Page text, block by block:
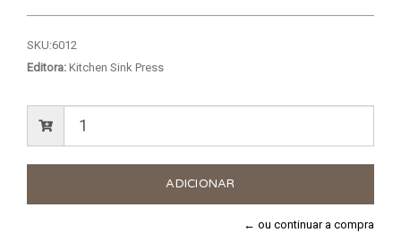
SKU:6012
Editora: Kitchen Sink Press
← ou continuar a compra